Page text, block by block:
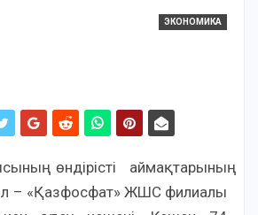
ЭКОНОМИКА
өндірісті аймақтарының
ол – «Қазфосфат» ЖШС филиалы